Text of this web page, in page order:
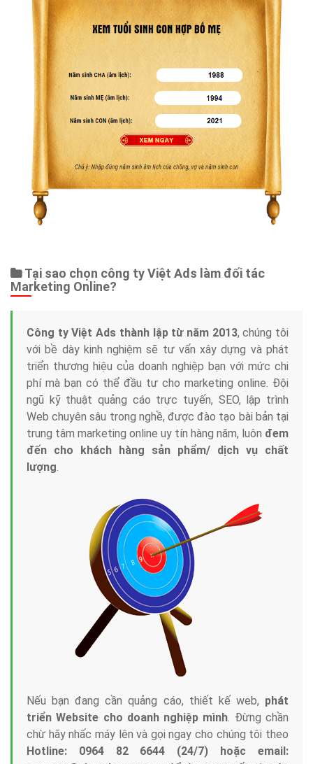
Tại sao chọn công ty Việt Ads làm đối tác
Marketing Online?
Công ty Việt Ads thành lập từ năm 2013, chúng tôi
với bề dày kinh nghiệm sẽ tư vấn xây dựng và phát
triển thương hiệu của doanh nghiệp bạn với mức chi
phí mà bạn có thể đầu tư cho marketing online. Đội
ngũ kỹ thuật quảng cáo trực tuyến, SEO, lập trình
Web chuyên sâu trong nghề, được đào tạo bài bản tại
trung tâm marketing online uy tín hàng năm, luôn đem
đến cho khách hàng sản phẩm/ dịch vụ chất
lượng.
Nếu bạn đang cần quảng cáo, thiết kế web, phát
triển Website cho doanh nghiệp mình. Đừng chần
chừ hãy nhấc máy lên và gọi ngay cho chúng tôi theo
Hotline: 0964 82 6644 (24/7) hoặc email: